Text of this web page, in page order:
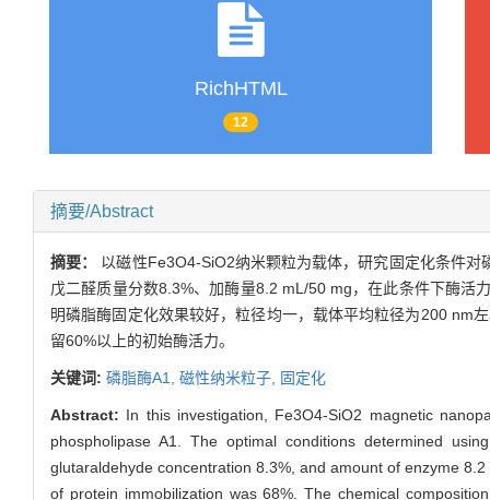
RichHTML
12
摘要/Abstract
摘要： 以磁性Fe3O4-SiO2纳米颗粒为载体，研究固定化条件
戊二醛质量分数8.3%、加酶量8.2 mL/50 mg，在此条件下酶活
明磷脂酶固定化效果较好，粒径均一，载体平均粒径为200
留60%以上的初始酶活力。
关键词: 磷脂酶A1, 磁性纳米粒子, 固定化
Abstract: In this investigation, Fe3O4-SiO2 magnetic
phospholipase A1. The optimal conditions determined
glutaraldehyde concentration 8.3%, and amount of enzyme
of protein immobilization was 68%. The chemical